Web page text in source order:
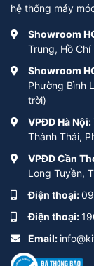
hệ thống máy
Showroom
Trung, Hồ
Showroom
Phường Bình
trời)
VPĐD Hà Nội:
Thành Thái,
VPĐD Cần
Long Tuyền,
Điện thoại:
Điện thoại:
Email: